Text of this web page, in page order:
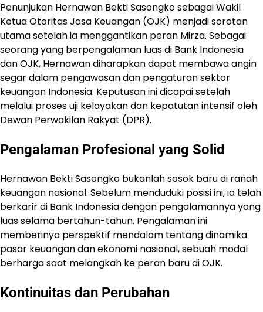
Penunjukan Hernawan Bekti Sasongko sebagai Wakil
Ketua Otoritas Jasa Keuangan (OJK) menjadi sorotan
utama setelah ia menggantikan peran Mirza. Sebagai
seorang yang berpengalaman luas di Bank Indonesia
dan OJK, Hernawan diharapkan dapat membawa angin
segar dalam pengawasan dan pengaturan sektor
keuangan Indonesia. Keputusan ini dicapai setelah
melalui proses uji kelayakan dan kepatutan intensif oleh
Dewan Perwakilan Rakyat (DPR).
Pengalaman Profesional yang Solid
Hernawan Bekti Sasongko bukanlah sosok baru di ranah
keuangan nasional. Sebelum menduduki posisi ini, ia telah
berkarir di Bank Indonesia dengan pengalamannya yang
luas selama bertahun-tahun. Pengalaman ini
memberinya perspektif mendalam tentang dinamika
pasar keuangan dan ekonomi nasional, sebuah modal
berharga saat melangkah ke peran baru di OJK.
Kontinuitas dan Perubahan